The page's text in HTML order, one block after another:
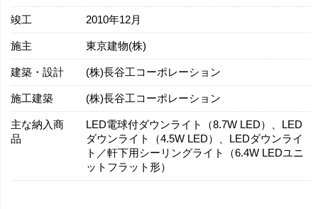
竣工 2010年12月
施主 東京建物(株)
建築・設計 (株)長谷工コーポレーション
施工建築 (株)長谷工コーポレーション
主な納入商
品
LED電球付ダウンライト（8.7W LED）、LED
ダウンライト（4.5W LED）、LEDダウンライ
ト／軒下用シーリングライト（6.4W LEDユニ
ットフラット形）